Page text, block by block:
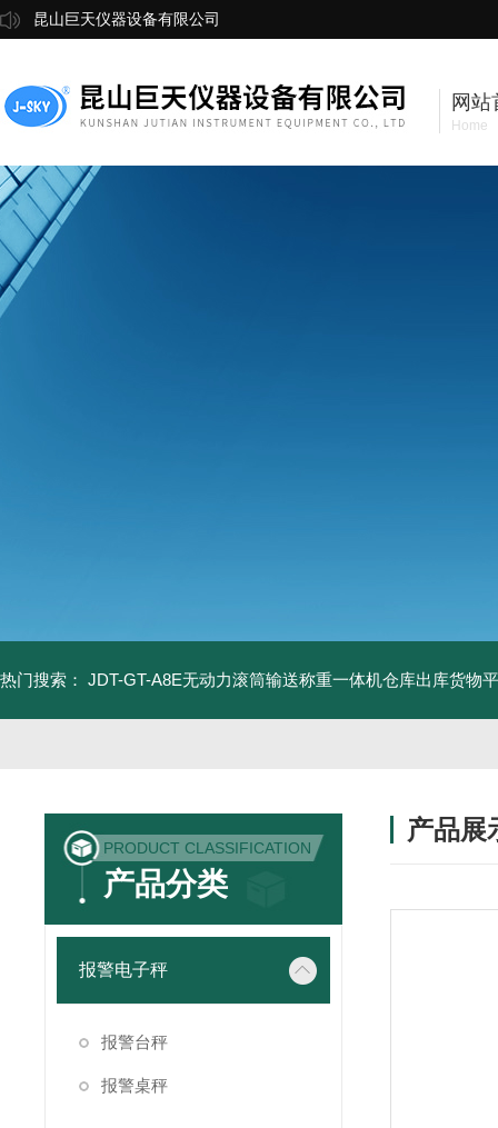
昆山巨天仪器设备有限公司
网站
Home
热门搜索： JDT-GT-A8E无动力滚筒输送称重一体机仓库出库货物
PRODUCT CLASSIFICATION
产品分类
报警电子秤
报警台秤
报警桌秤
产品展